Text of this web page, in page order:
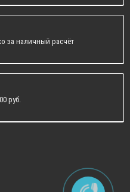
за наличный расчёт
руб.